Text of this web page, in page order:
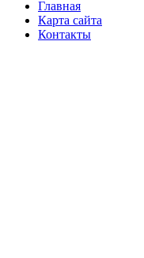
Главная
Карта сайта
Контакты